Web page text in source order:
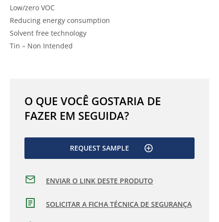
Low/zero VOC
Reducing energy consumption
Solvent free technology
Tin – Non Intended
O QUE VOCÊ GOSTARIA DE
FAZER EM SEGUIDA?
REQUEST SAMPLE
ENVIAR O LINK DESTE PRODUTO
SOLICITAR A FICHA TÉCNICA DE SEGURANÇA